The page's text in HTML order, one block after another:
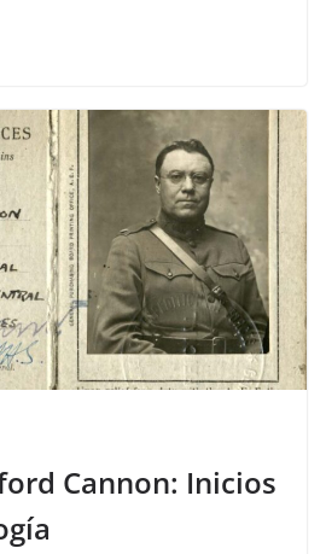
Cannon: Inicios